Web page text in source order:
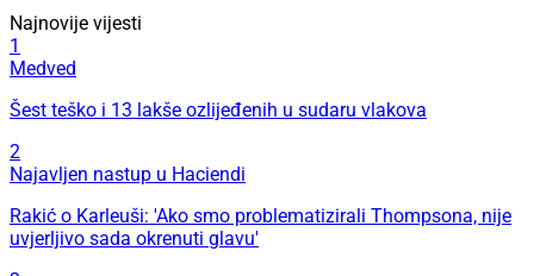
Najnovije vijesti
1
Medved
Šest teško i 13 lakše ozlijeđenih u sudaru vlakova
2
Najavljen nastup u Haciendi
Rakić o Karleuši: 'Ako smo problematizirali Thompsona, nije
uvjerljivo sada okrenuti glavu'